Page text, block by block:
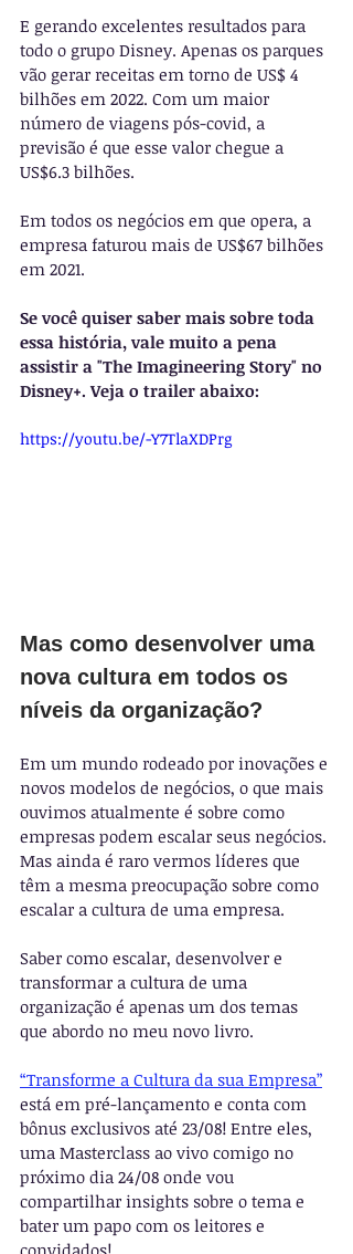
E gerando excelentes resultados para
todo o grupo Disney. Apenas os parques
vão gerar receitas em torno de US$ 4
bilhões em 2022. Com um maior
número de viagens pós-covid, a
previsão é que esse valor chegue a
US$6.3 bilhões.
Em todos os negócios em que opera, a
empresa faturou mais de US$67 bilhões
em 2021.
Se você quiser saber mais sobre toda
essa história, vale muito a pena
assistir a "The Imagineering Story" no
Disney+. Veja o trailer abaixo:
https://youtu.be/-Y7TlaXDPrg
Mas como desenvolver uma
nova cultura em todos os
níveis da organização?
Em um mundo rodeado por inovações e
novos modelos de negócios, o que mais
ouvimos atualmente é sobre como
empresas podem escalar seus negócios.
Mas ainda é raro vermos líderes que
têm a mesma preocupação sobre como
escalar a cultura de uma empresa.
Saber como escalar, desenvolver e
transformar a cultura de uma
organização é apenas um dos temas
que abordo no meu novo livro.
“Transforme a Cultura da sua Empresa”
está em pré-lançamento e conta com
bônus exclusivos até 23/08! Entre eles,
uma Masterclass ao vivo comigo no
próximo dia 24/08 onde vou
compartilhar insights sobre o tema e
bater um papo com os leitores e